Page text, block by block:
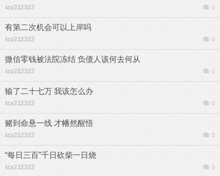
xcy232323 0
有第二次机会可以上岸吗
xcy232323 0
微信零钱被法院冻结 负债人该何去何从
xcy232323 0
输了二十七万 我该怎么办
xcy232323 0
赌到命悬一线 才幡然醒悟
xcy232323 0
“每日三百”千日砍柴一日烧
xcy232323 0